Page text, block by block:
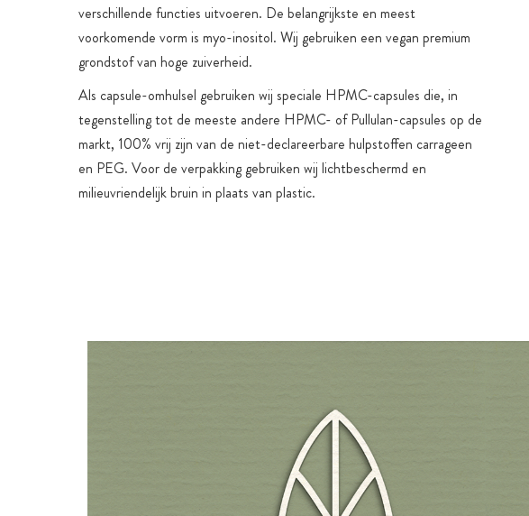
verschillende functies uitvoeren. De belangrijkste en meest
voorkomende vorm is myo-inositol. Wij gebruiken een vegan premium
grondstof van hoge zuiverheid.
Als capsule-omhulsel gebruiken wij speciale HPMC-capsules die, in
tegenstelling tot de meeste andere HPMC- of Pullulan-capsules op de
markt, 100% vrij zijn van de niet-declareerbare hulpstoffen carrageen
en PEG. Voor de verpakking gebruiken wij lichtbeschermd en
milieuvriendelijk bruin in plaats van plastic.